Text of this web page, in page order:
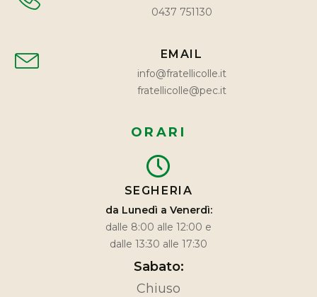
0437 751130
EMAIL
info@fratellicolle.it
fratellicolle@pec.it
ORARI
SEGHERIA
da Lunedì a Venerdì:
dalle 8:00 alle 12:00 e
dalle 13:30 alle 17:30
Sabato:
Chiuso